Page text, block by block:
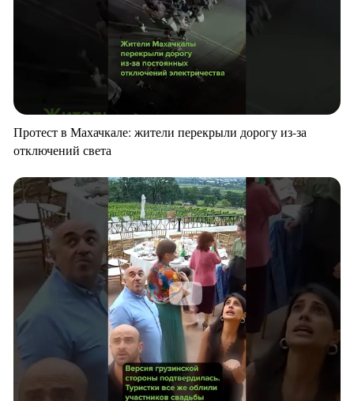
Протест в Махачкале: жители перекрыли дорогу из-за
отключений света